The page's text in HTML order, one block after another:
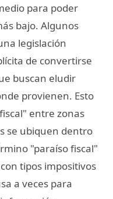
para poder
bajo. Algunos
legislación
de convertirse
buscan eludir
provienen. Esto
entre zonas
se ubiquen dentro
"paraíso fiscal"
tipos impositivos
a veces para